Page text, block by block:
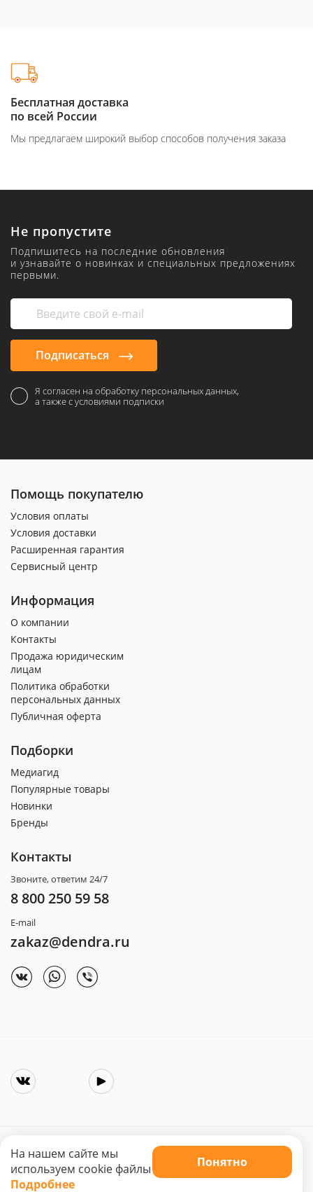
Бесплатная доставка
по всей России
Мы предлагаем широкий выбор способов получения заказа
Не пропустите
Подпишитесь на последние обновления
и узнавайте о новинках и специальных предложениях
первыми.
Подписаться
Я согласен на обработку персональных данных,
а также с условиями подписки
Помощь покупателю
Условия оплаты
Условия доставки
Расширенная гарантия
Сервисный центр
Информация
О компании
Контакты
Продажа юридическим
лицам
Политика обработки
персональных данных
Публичная оферта
Подборки
Медиагид
Популярные товары
Новинки
Бренды
Контакты
Звоните, ответим 24/7
8 800 250 59 58
E-mail
zakaz@dendra.ru
Copyright © 2025. Интернет-магазин «Dendra»
Не является публичной офертой. Цена может меняться.
На нашем сайте мы
используем cookie файлы
Подробнее
Понятно